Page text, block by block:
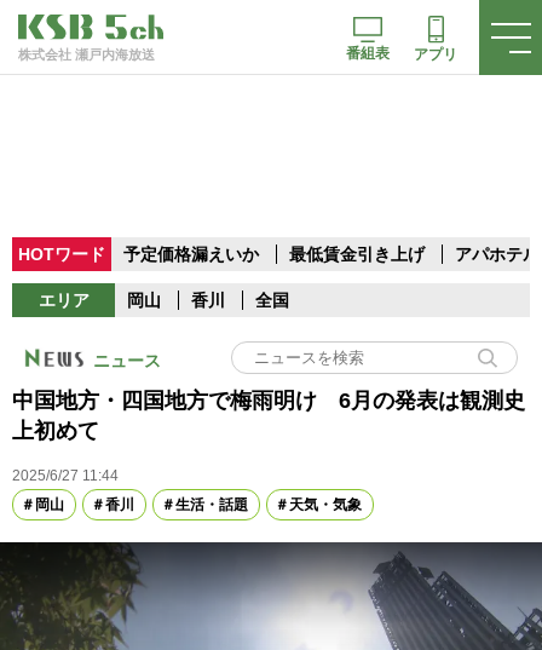
株式会社 瀬戸内海放送 番組表 アプリ
HOTワード 予定価格漏えいか 最低賃金引き上げ アパホテル
エリア 岡山 香川 全国
ニュース
中国地方・四国地方で梅雨明け 6月の発表は観測史
上初めて
2025/6/27 11:44
岡山
香川 生活・話題 天気・気象